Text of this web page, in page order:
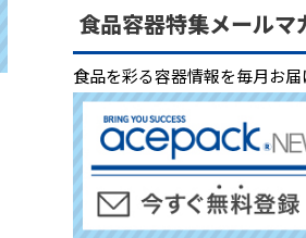
食品容器特集メールマ
食品を彩る容器情報を毎月お届